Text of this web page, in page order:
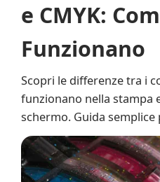
e CMYK:
Funzionano
Scopri le differenze tra i
funzionano nella stampa
schermo. Guida